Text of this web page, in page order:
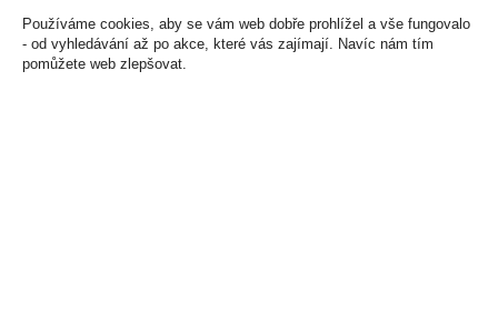
Používáme cookies, aby se vám web dobře prohlížel a vše fungovalo
- od vyhledávání až po akce, které vás zajímají. Navíc nám tím
pomůžete web zlepšovat.